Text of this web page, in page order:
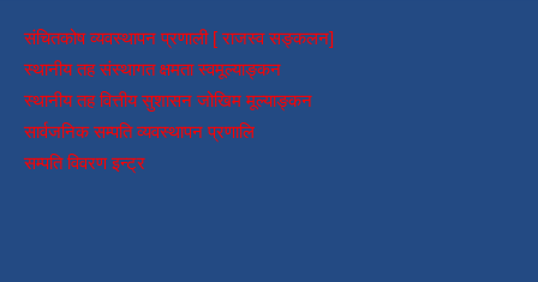
संचितकोष व्यवस्थापन प्रणाली [ राजस्व सङ्कलन]
स्थानीय तह संस्थागत क्षमता स्वमूल्याङ्कन
स्थानीय तह वित्तीय सुशासन जोखिम मूल्याङ्कन
सार्वजनिक सम्पति व्यवस्थापन प्रणालि
सम्पति विवरण इन्ट्र